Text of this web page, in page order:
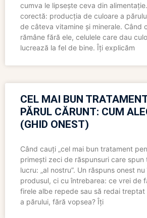
cumva le lipsește ceva din
corectă: producția de culoare a
de câteva vitamine și minerale. Când
rămâne fără ele, celulele care dau
lucrează la fel de bine. Îți explicăm
CEL MAI BUN
PĂRUL CĂRUNT: CUM
(GHID ONEST)
Când cauți „cel mai bun tratament
primești zeci de răspunsuri care spun
lucru: „al nostru”. Un răspuns onest
produsul, ci cu întrebarea: ce vrei de
firele albe repede sau să redai treptat
a părului, fără vopsea? Îți